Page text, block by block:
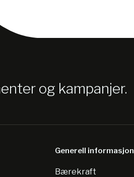
og kampanjer.
Generell informasjon
Bærekraft